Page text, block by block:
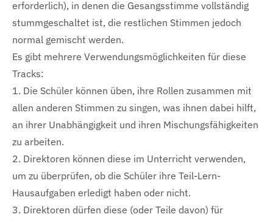
erforderlich), in denen die Gesangsstimme vollständig
stummgeschaltet ist, die restlichen Stimmen jedoch
normal gemischt werden.
Es gibt mehrere Verwendungsmöglichkeiten für diese
Tracks:
1. Die Schüler können üben, ihre Rollen zusammen mit
allen anderen Stimmen zu singen, was ihnen dabei hilft,
an ihrer Unabhängigkeit und ihren Mischungsfähigkeiten
zu arbeiten.
2. Direktoren können diese im Unterricht verwenden,
um zu überprüfen, ob die Schüler ihre Teil-Lern-
Hausaufgaben erledigt haben oder nicht.
3. Direktoren dürfen diese (oder Teile davon) für